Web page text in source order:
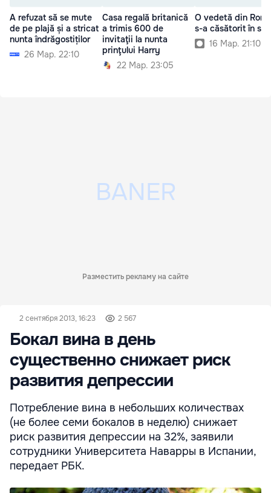
A refuzat să se mute
de pe plajă și a stricat
nunta îndrăgostiților
26 Мар. 22:10
Casa regală britanică
a trimis 600 de
invitaţii la nunta
prinţului Harry
22 Мар. 23:05
O vedetă din
s-a căsătorit în
16 Мар. 21:10
Разместить рекламу на сайте
2 сентября 2013, 16:23 2 567
Бокал вина в день
существенно снижает риск
развития депрессии
Потребление вина в небольших количествах
(не более семи бокалов в неделю) снижает
риск развития депрессии на 32%, заявили
сотрудники Университета Наварры в Испании,
передает РБК.